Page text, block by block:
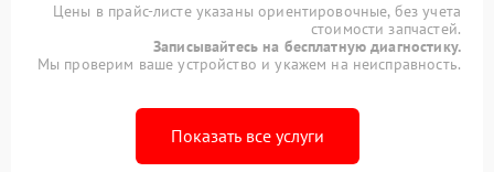
Цены в прайс-листе указаны ориентировочные, без учета
стоимости запчастей.
Записывайтесь на бесплатную диагностику.
Мы проверим ваше устройство и укажем на неисправность.
Показать все услуги